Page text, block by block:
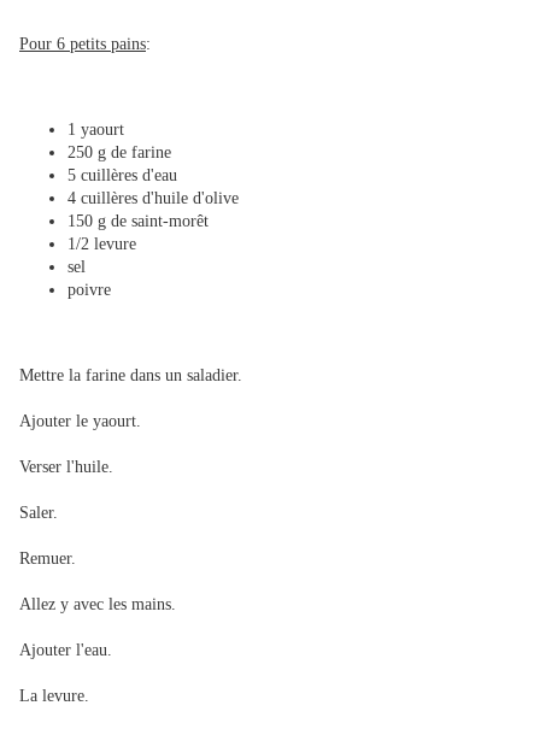
Pour 6 petits pains:
1 yaourt
250 g de farine
5 cuillères d'eau
4 cuillères d'huile d'olive
150 g de saint-morêt
1/2 levure
sel
poivre
Mettre la farine dans un saladier.
Ajouter le yaourt.
Verser l'huile.
Saler.
Remuer.
Allez y avec les mains.
Ajouter l'eau.
La levure.